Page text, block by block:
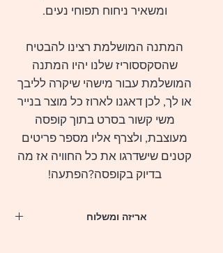
ומשאיר ניחוח תפוחי נעים.
המתנה המושלמת רצינו להבטיח
שהסקססוריז שלנו יהיו המתנה
המושלמת עבור מישהי שיקרה לליבך
או לך, לכן דאגנו לארוז כל מוצר בנייר
משי קשור בסרט בתוך קופסה
מעוצבת, ולצרף אליו מספר פריטים
קטנים שישדרגו את כל החוויה אז מה
בדיוק בקופסה?הפתעה!
אריזה ומשלוח